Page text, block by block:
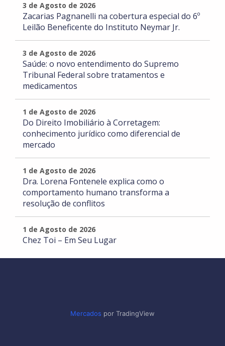
3 de Agosto de 2026
Zacarias Pagnanelli na cobertura especial do 6º
Leilão Beneficente do Instituto Neymar Jr.
3 de Agosto de 2026
Saúde: o novo entendimento do Supremo
Tribunal Federal sobre tratamentos e
medicamentos
1 de Agosto de 2026
Do Direito Imobiliário à Corretagem:
conhecimento jurídico como diferencial de
mercado
1 de Agosto de 2026
Dra. Lorena Fontenele explica como o
comportamento humano transforma a
resolução de conflitos
1 de Agosto de 2026
Chez Toi – Em Seu Lugar
Mercados por TradingView